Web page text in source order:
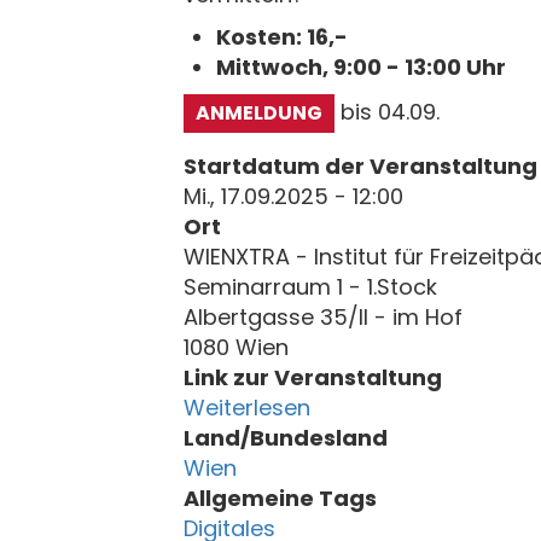
Kosten: 16,-
Mittwoch, 9:00 - 13:00 Uhr
ANMELDUNG
bis 04.09.
Startdatum der Veranstaltung
Mi., 17.09.2025 - 12:00
Ort
WIENXTRA - Institut für
Seminarraum 1 - 1.Stock
Albertgasse 35/II - im Hof
1080 Wien
Link zur Veranstaltung
Weiterlesen
Land/Bundesland
Wien
Allgemeine Tags
Digitales